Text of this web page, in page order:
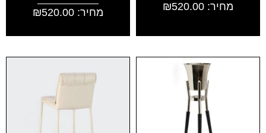
מחיר: ₪520.00 מחיר: ₪520.00